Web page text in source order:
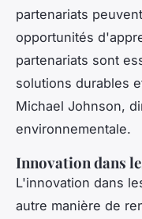
partenariats
opportunités
partenariats sont
solutions durables
Michael Johnson,
environnementale.
Innovation dans
L'innovation dans
autre manière de